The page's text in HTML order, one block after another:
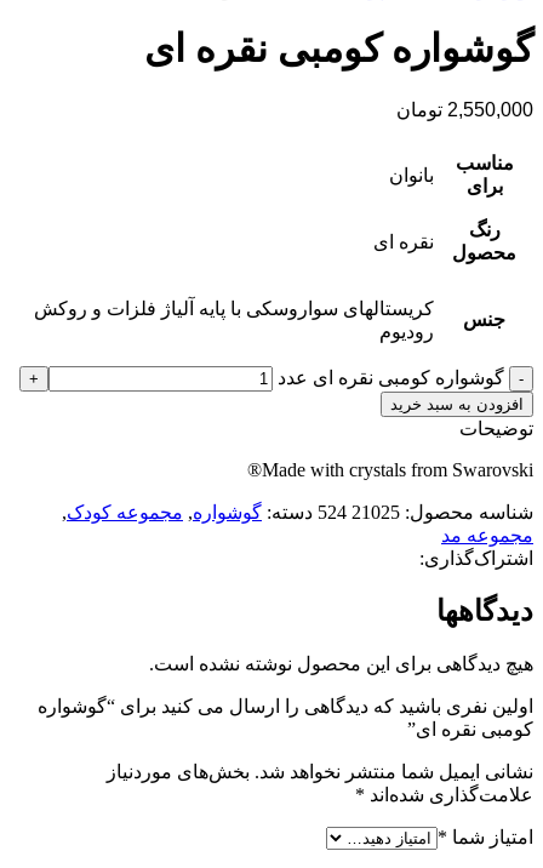
گوشواره کومبی نقره ای
2,550,000 تومان
مناسب
برای
بانوان
رنگ
محصول
نقره ای
جنس
کریستالهای سواروسکی با پایه آلیاژ فلزات و روکش
رودیوم
گوشواره کومبی نقره ای عدد
افزودن به سبد خرید
توضیحات
Made with crystals from Swarovski®
شناسه محصول: 21025 524 دسته: گوشواره, مجموعه کودک,
مجموعه مد
اشتراک‌گذاری:
دیدگاهها
هیچ دیدگاهی برای این محصول نوشته نشده است.
اولین نفری باشید که دیدگاهی را ارسال می کنید برای “گوشواره
کومبی نقره ای”
نشانی ایمیل شما منتشر نخواهد شد. بخش‌های موردنیاز
علامت‌گذاری شده‌اند *
امتیاز شما *